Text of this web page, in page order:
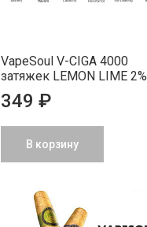
VapeSoul V-CIGA 4000
затяжек LEMON LIME 2%
349 ₽
В корзину